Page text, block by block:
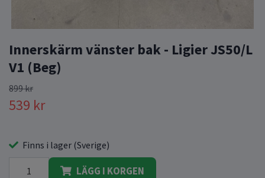
Innerskärm vänster bak - Ligier JS50/L
V1 (Beg)
899 kr
539 kr
Finns i lager (Sverige)
LÄGG I KORGEN